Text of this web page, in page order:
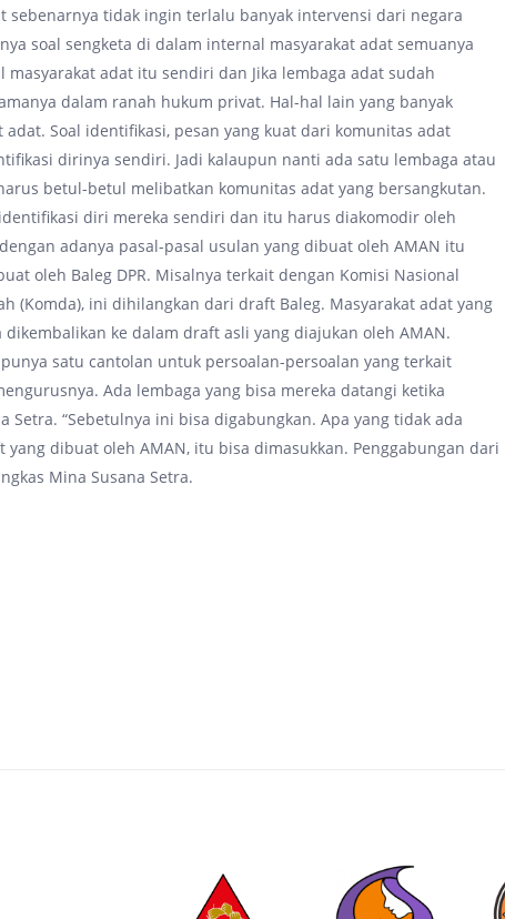
sebenarnya tidak ingin terlalu banyak intervensi dari negara
soal sengketa di dalam internal masyarakat adat semuanya
adat itu sendiri dan Jika lembaga adat sudah
dalam ranah hukum privat. Hal-hal lain yang banyak
Soal identifikasi, pesan yang kuat dari komunitas adat
dirinya sendiri. Jadi kalaupun nanti ada satu lembaga atau
betul-betul melibatkan komunitas adat yang bersangkutan.
diri mereka sendiri dan itu harus diakomodir oleh
adanya pasal-pasal usulan yang dibuat oleh AMAN itu
oleh Baleg DPR. Misalnya terkait dengan Komisi Nasional
(Komda), ini dihilangkan dari draft Baleg. Masyarakat adat yang
ke dalam draft asli yang diajukan oleh AMAN.
satu cantolan untuk persoalan-persoalan yang terkait
Ada lembaga yang bisa mereka datangi ketika
Setra. “Sebetulnya ini bisa digabungkan. Apa yang tidak ada
dibuat oleh AMAN, itu bisa dimasukkan. Penggabungan dari
Mina Susana Setra.